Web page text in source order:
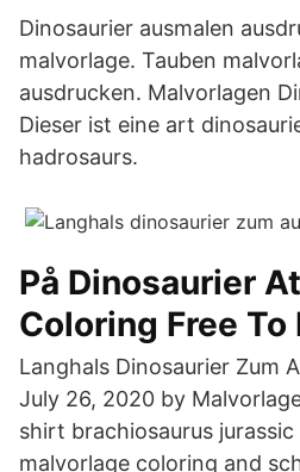
Dinosaurier ausmalen
malvorlage. Tauben
ausdrucken. Malvorlagen
Dieser ist eine art
hadrosaurs.
På Dinosaurier
Coloring Free To
Langhals Dinosaurier Zum
July 26, 2020 by
shirt brachiosaurus
malvorlage coloring and